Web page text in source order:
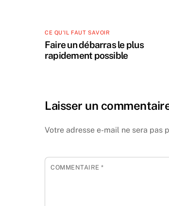
CE QU'IL FAUT SAVOIR
Faire un débarras le plus
rapidement possible
Laisser un
Votre adresse e-mail ne sera pas
COMMENTAIRE*